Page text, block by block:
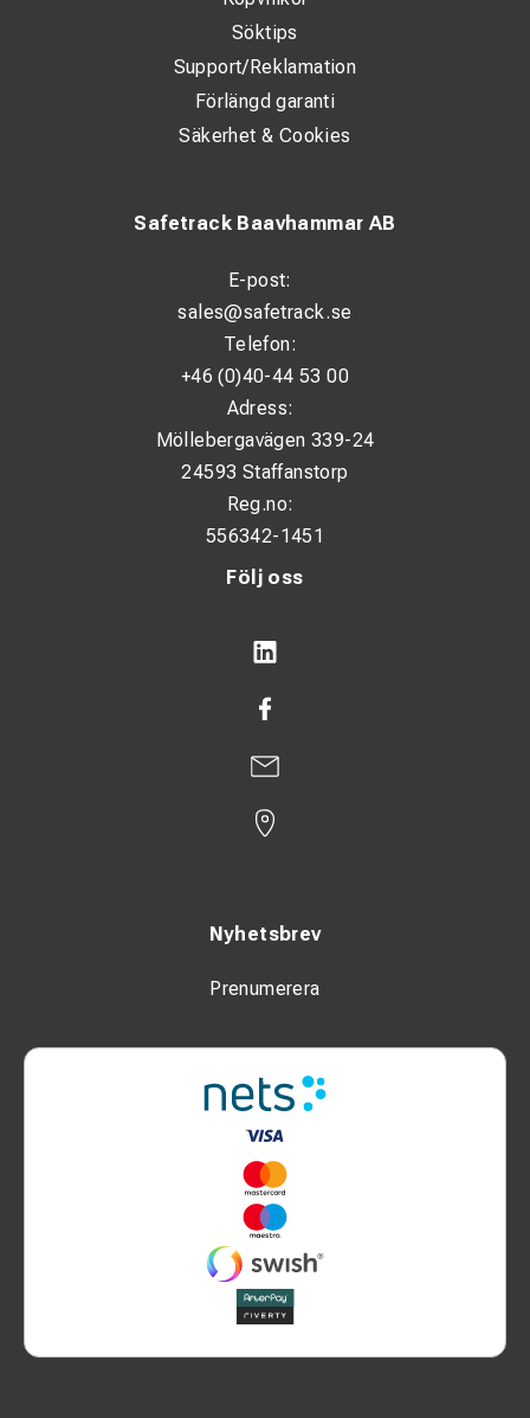
Följ oss
Nyhetsbrev
Prenumerera
Safetrack Baavhammar AB
E-post:
sales@safetrack.se
Telefon:
+46 (0)40-44 53 00
Adress:
Möllebergavägen 339-24
24593 Staffanstorp
Reg.no:
556342-1451
Söktips
Support/Reklamation
Förlängd garanti
Säkerhet & Cookies